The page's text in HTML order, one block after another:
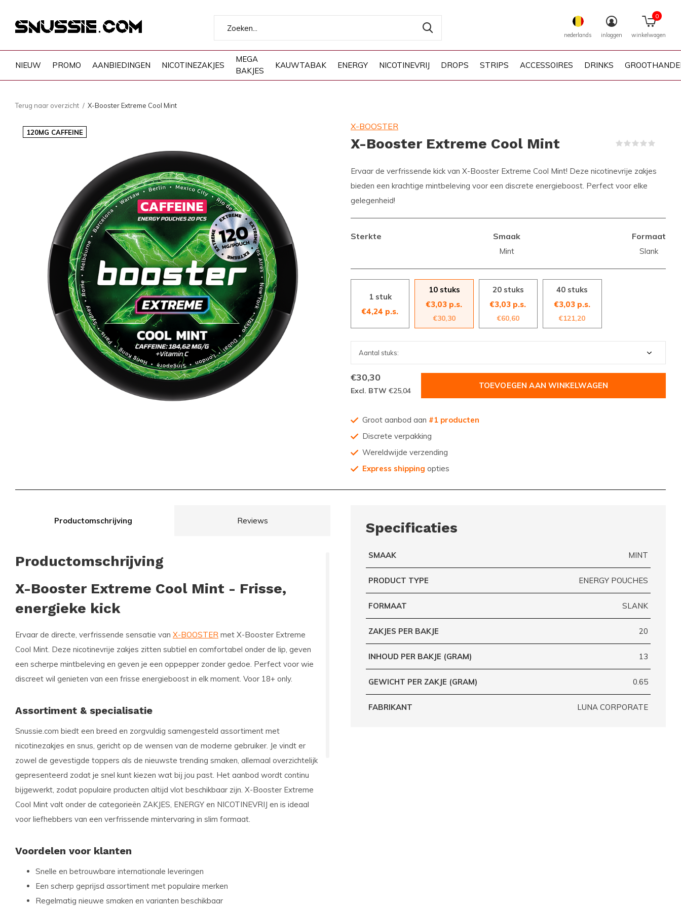
NIEUW PROMO AANBIEDINGEN NICOTINEZAKJES
MEGA
BAKJES
KAUWTABAK ENERGY NICOTINEVRIJ DROPS STRIPS ACCESSOIRES DRINKS
nederlands inloggen winkelwagen
0
Terug naar overzicht X-Booster Extreme Cool Mint
120MG CAFFEINE
X-BOOSTER
X-Booster Extreme Cool Mint
Ervaar de verfrissende kick van X-Booster Extreme Cool Mint! Deze nicotinevrije zakjes
bieden een krachtige mintbeleving voor een discrete energieboost. Perfect voor elke
gelegenheid!
Sterkte Smaak
Mint
Formaat
Slank
1 stuk
€4,24 p.s.
10 stuks
€3,03 p.s.
€30,30
20 stuks
€3,03 p.s.
€60,60
40 stuks
€3,03 p.s.
€121,20
€30,30
Excl. BTW €25,04
TOEVOEGEN AAN WINKELWAGEN
Groot aanbod aan #1 producten
Discrete verpakking
Wereldwijde verzending
Express shipping opties
Productomschrijving Reviews
Productomschrijving
X-Booster Extreme Cool Mint - Frisse,
energieke kick
Ervaar de directe, verfrissende sensatie van X-BOOSTER met X-Booster Extreme
Cool Mint. Deze nicotinevrije zakjes zitten subtiel en comfortabel onder de lip, geven
een scherpe mintbeleving en geven je een oppepper zonder gedoe. Perfect voor wie
discreet wil genieten van een frisse energieboost in elk moment. Voor 18+ only.
Assortiment & specialisatie
Snussie.com biedt een breed en zorgvuldig samengesteld assortiment met
nicotinezakjes en snus, gericht op de wensen van de moderne gebruiker. Je vindt er
zowel de gevestigde toppers als de nieuwste trending smaken, allemaal overzichtelijk
gepresenteerd zodat je snel kunt kiezen wat bij jou past. Het aanbod wordt continu
bijgewerkt, zodat populaire producten altijd vlot beschikbaar zijn. X-Booster Extreme
Cool Mint valt onder de categorieën ZAKJES, ENERGY en NICOTINEVRIJ en is ideaal
voor liefhebbers van een verfrissende mintervaring in slim formaat.
Voordelen voor klanten
Snelle en betrouwbare internationale leveringen
Een scherp geprijsd assortiment met populaire merken
Regelmatig nieuwe smaken en varianten beschikbaar
Specificaties
SMAAK MINT
PRODUCT TYPE ENERGY POUCHES
FORMAAT SLANK
ZAKJES PER BAKJE 20
INHOUD PER BAKJE (GRAM) 13
GEWICHT PER ZAKJE (GRAM) 0.65
FABRIKANT LUNA CORPORATE